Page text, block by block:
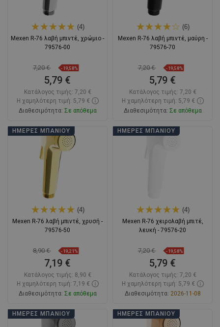
(4)
Mexen R-76 λαβή μπιντέ, χρώμιο -
79576-00
7,20 € -19,58%
5,79 €
Κατάλογος τιμής: 7,20 €
Η χαμηλότερη τιμή: 5,79 €
Διαθεσιμότητα: Σε απόθεμα
Στο καλάθι
favorite_border Αγαπημένα
Σύγκριση
(6)
Mexen R-76 λαβή μπιντέ, μαύρη -
79576-70
7,20 € -19,58%
5,79 €
Κατάλογος τιμής: 7,20 €
Η χαμηλότερη τιμή: 5,79 €
Διαθεσιμότητα: Σε απόθεμα
Στο καλάθι
favorite_border
ΗΜΈΡΕΣ ΜΠΆΝΙΟΥ
(4)
Mexen R-76 λαβή μπιντέ, χρυσή -
79576-50
8,90 € -19,21%
7,19 €
Κατάλογος τιμής: 8,90 €
Η χαμηλότερη τιμή: 7,19 €
Διαθεσιμότητα: Σε απόθεμα
Στο καλάθι
ΗΜΈΡΕΣ ΜΠΆΝΙΟΥ
(4)
Mexen R-76 χειρολαβή μπιτέ,
λευκή - 79576-20
7,20 € -19,58%
5,79 €
Κατάλογος τιμής: 7,20 €
Η χαμηλότερη τιμή: 5,79 €
Διαθεσιμότητα: 2026-11-08
Στο καλάθι
ΗΜΈΡΕΣ ΜΠΆΝΙΟΥ ΗΜΈΡΕΣ ΜΠΆΝΙΟΥ